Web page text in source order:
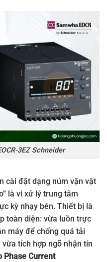
3EZ Schneider
cài đặt dạng núm vặn vật
là vi xử lý trung tâm
kỳ nhạy bén. Thiết bị là
toàn diện: vừa luồn trực
máy để chống quá tải
tích hợp ngõ nhận tín
Phase Current